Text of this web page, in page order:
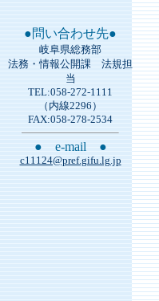
●問い合わせ先●
岐阜県総務部
法務・情報公開課 法規担
当
TEL:058-272-1111
（内線2296）
FAX:058-278-2534
● e-mail ●
c11124@pref.gifu.lg.jp